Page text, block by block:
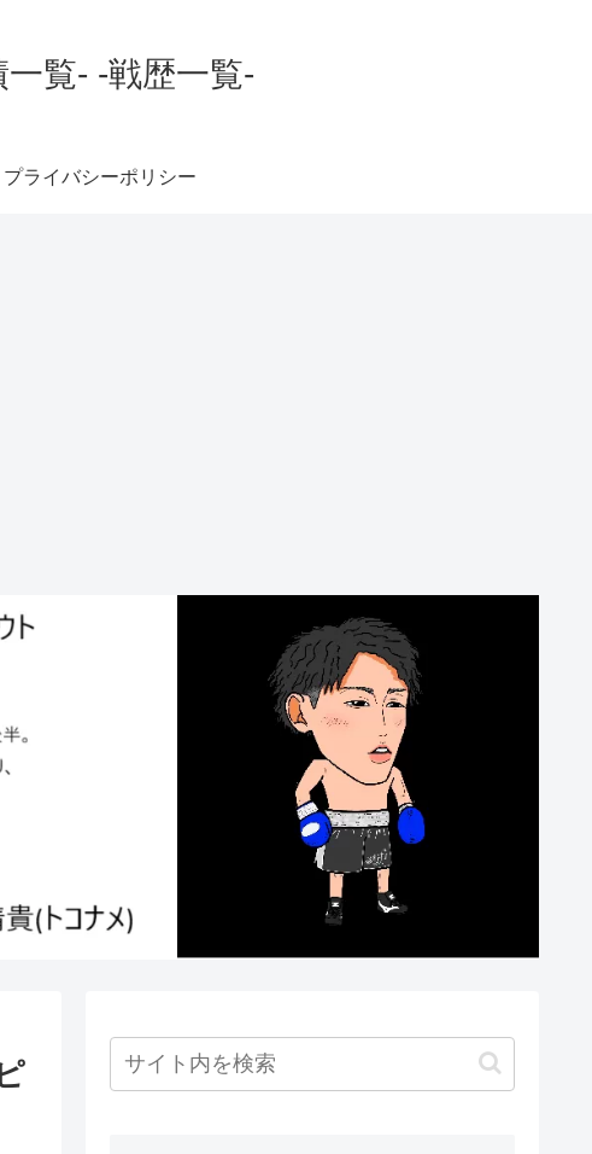
覧- -戦歴一覧-
プライバシーポリシー